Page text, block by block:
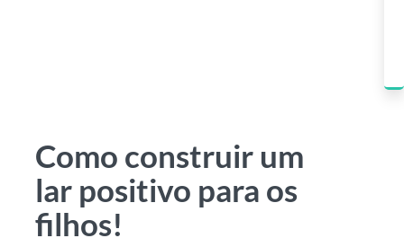
Como construir um
lar positivo para os
filhos!